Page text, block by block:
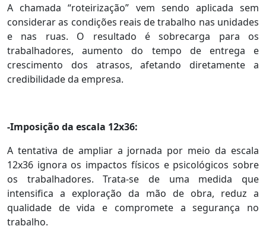
A chamada “roteirização” vem sendo aplicada sem
considerar as condições reais de trabalho nas unidades
e nas ruas. O resultado é sobrecarga para os
trabalhadores, aumento do tempo de entrega e
crescimento dos atrasos, afetando diretamente a
credibilidade da empresa.
-Imposição da escala 12x36:
A tentativa de ampliar a jornada por meio da escala
12x36 ignora os impactos físicos e psicológicos sobre
os trabalhadores. Trata-se de uma medida que
intensifica a exploração da mão de obra, reduz a
qualidade de vida e compromete a segurança no
trabalho.